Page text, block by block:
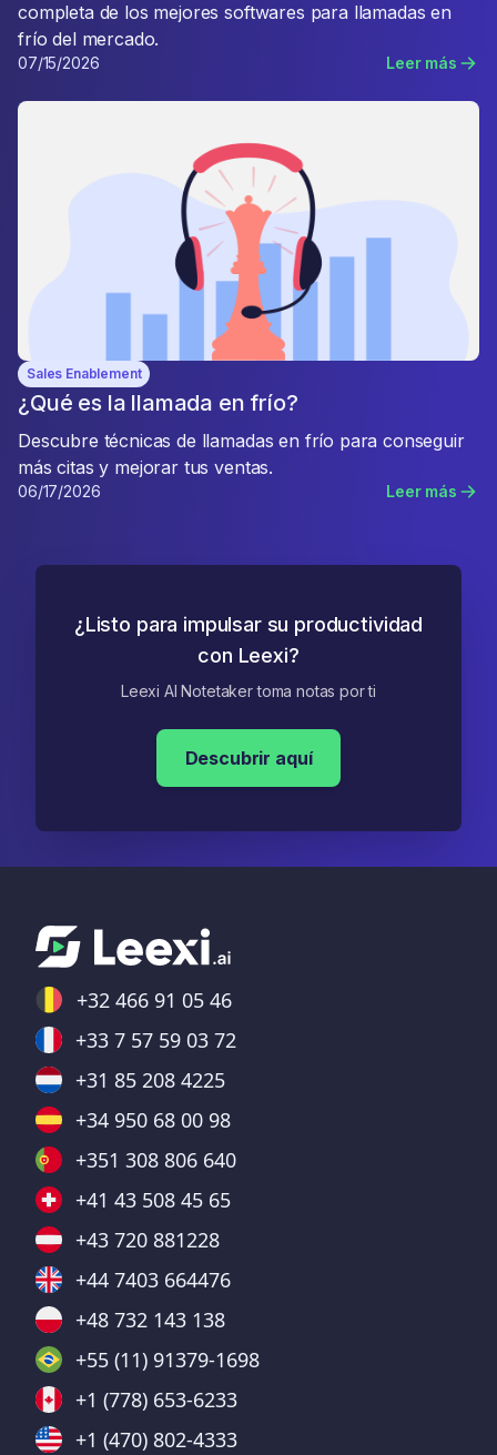
completa de los mejores softwares para llamadas en
frío del mercado.
07/15/2026 Leer más
Sales Enablement
¿Qué es la llamada en frío?
Descubre técnicas de llamadas en frío para conseguir
más citas y mejorar tus ventas.
06/17/2026 Leer más
¿Listo para impulsar su productividad
con Leexi?
Leexi AI Notetaker toma notas por ti
Descubrir aquí
+32 466 91 05 46
+33 7 57 59 03 72
+31 85 208 4225
+34 950 68 00 98
+351 308 806 640
+41 43 508 45 65
+43 720 881228
+44 7403 664476
+48 732 143 138
+55 (11) 91379-1698
+1 (778) 653-6233
+1 (470) 802-4333